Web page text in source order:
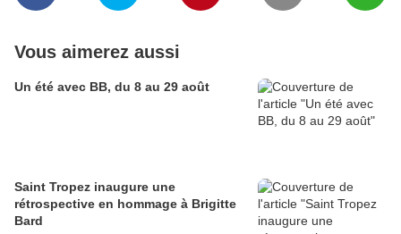
Vous aimerez aussi
Un été avec BB, du 8 au 29 août
Saint Tropez inaugure une
rétrospective en hommage à Brigitte
Bard